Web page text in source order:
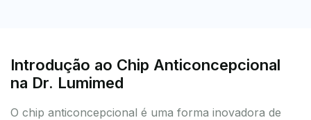
Introdução ao Chip Anticoncepcional
na Dr. Lumimed
O chip anticoncepcional é uma forma inovadora de